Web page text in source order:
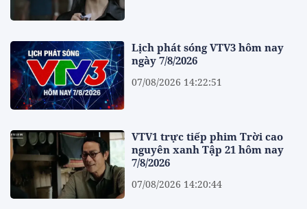
Lịch phát sóng VTV3 hôm nay
ngày 7/8/2026
07/08/2026 14:22:51
VTV1 trực tiếp phim Trời cao
nguyên xanh Tập 21 hôm nay
7/8/2026
07/08/2026 14:20:44